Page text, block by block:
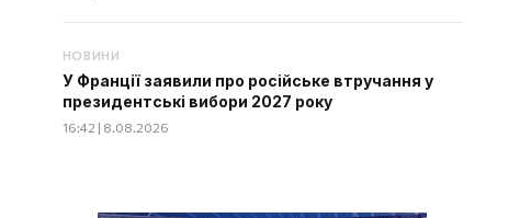
НОВИНИ
У Франції заявили про російське втручання у
президентські вибори 2027 року
16:42 | 8.08.2026